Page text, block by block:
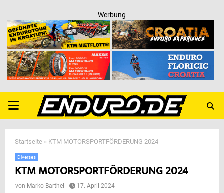
Werbung
PRIMARY
MENU
Startseite » KTM MOTORSPORTFÖRDERUNG 2024
Diverses
KTM MOTORSPORTFÖRDERUNG 2024
von Marko Barthel 17. April 2024